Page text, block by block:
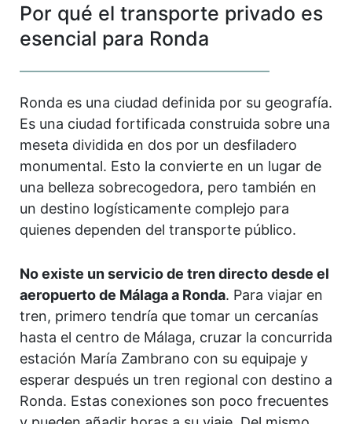
Por qué el transporte privado es
esencial para Ronda
Ronda es una ciudad definida por su geografía.
Es una ciudad fortificada construida sobre una
meseta dividida en dos por un desfiladero
monumental. Esto la convierte en un lugar de
una belleza sobrecogedora, pero también en
un destino logísticamente complejo para
quienes dependen del transporte público.
No existe un servicio de tren directo desde el
aeropuerto de Málaga a Ronda. Para viajar en
tren, primero tendría que tomar un cercanías
hasta el centro de Málaga, cruzar la concurrida
estación María Zambrano con su equipaje y
esperar después un tren regional con destino a
Ronda. Estas conexiones son poco frecuentes